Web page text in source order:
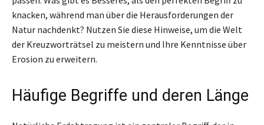
knacken, während man über die Herausforderungen der
Natur nachdenkt? Nutzen Sie diese Hinweise, um die Welt
der Kreuzworträtsel zu meistern und Ihre Kenntnisse über
Erosion zu erweitern.
Häufige Begriffe und deren Länge